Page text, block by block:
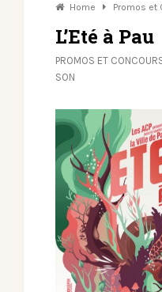
Home Promos et
L’Eté à Pau
PROMOS ET
SON